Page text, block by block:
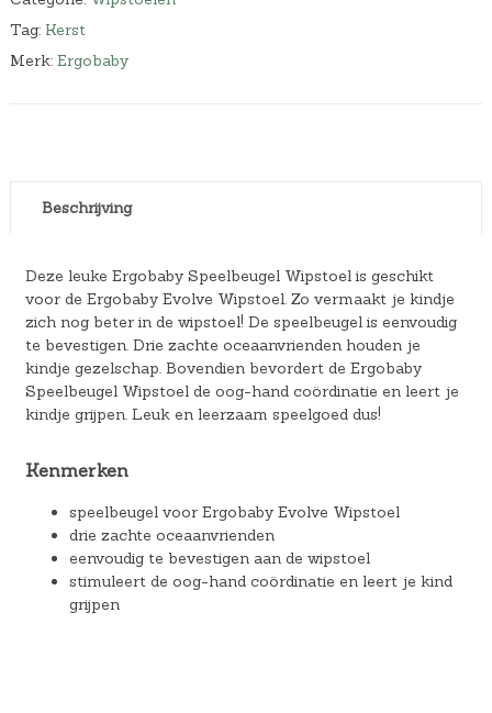
Tag: Kerst
Merk: Ergobaby
Beschrijving
Deze leuke Ergobaby Speelbeugel Wipstoel is geschikt
voor de Ergobaby Evolve Wipstoel. Zo vermaakt je kindje
zich nog beter in de wipstoel! De speelbeugel is eenvoudig
te bevestigen. Drie zachte oceaanvrienden houden je
kindje gezelschap. Bovendien bevordert de Ergobaby
Speelbeugel Wipstoel de oog-hand coördinatie en leert je
kindje grijpen. Leuk en leerzaam speelgoed dus!
Kenmerken
speelbeugel voor Ergobaby Evolve Wipstoel
drie zachte oceaanvrienden
eenvoudig te bevestigen aan de wipstoel
stimuleert de oog-hand coördinatie en leert je kind
grijpen